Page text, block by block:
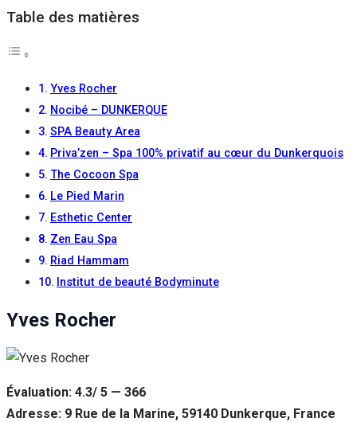
Table des matières
Yves Rocher
Nocibé – DUNKERQUE
SPA Beauty Area
Priva’zen – Spa 100% privatif au cœur du Dunkerquois
The Cocoon Spa
Le Pied Marin
Esthetic Center
Zen Eau Spa
Riad Hammam
Institut de beauté Bodyminute
Yves Rocher
Évaluation: 4.3/ 5 — 366
Adresse: 9 Rue de la Marine, 59140 Dunkerque, France
lorsque vous
augmentez les
voir du
contenu et des
personnalisés.